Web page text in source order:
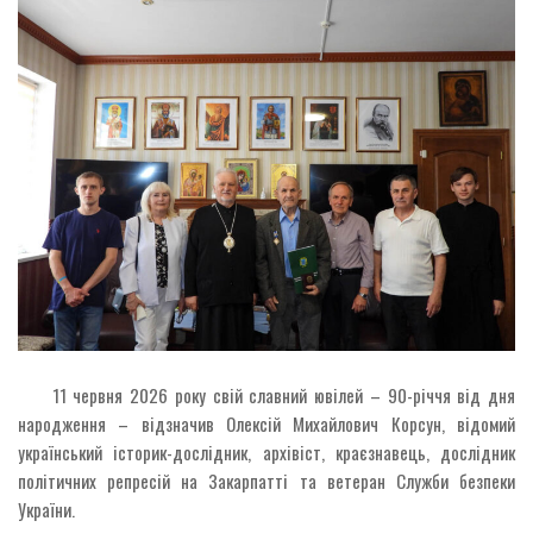
11 червня 2026 року свій славний ювілей – 90-річчя від дня
народження – відзначив Олексій Михайлович Корсун, відомий
український історик-дослідник, архівіст, краєзнавець, дослідник
політичних репресій на Закарпатті та ветеран Служби безпеки
України.